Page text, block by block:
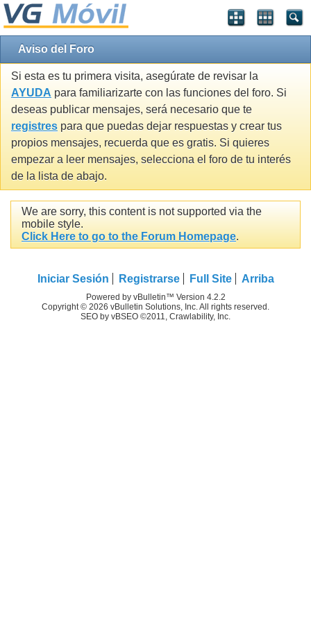
Aviso del Foro
Si esta es tu primera visita, asegúrate de revisar la
AYUDA para familiarizarte con las funciones del foro. Si
deseas publicar mensajes, será necesario que te
registres para que puedas dejar respuestas y crear tus
propios mensajes, recuerda que es gratis. Si quieres
empezar a leer mensajes, selecciona el foro de tu interés
de la lista de abajo.
We are sorry, this content is not supported via the
mobile style.
Click Here to go to the Forum Homepage.
Iniciar Sesión Registrarse Full Site Arriba
Powered by vBulletin™ Version 4.2.2
Copyright © 2026 vBulletin Solutions, Inc. All rights reserved.
SEO by vBSEO ©2011, Crawlability, Inc.